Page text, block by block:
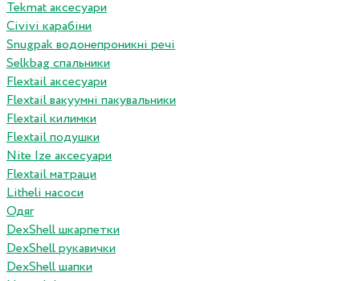
Tekmat аксесуари
Сivivi карабіни
Snugpak водонепроникні речі
Selkbag спальники
Flextail аксесуари
Flextail вакуумні пакувальники
Flextail килимки
Flextail подушки
Nite Ize аксесуари
Flextail матраци
Litheli насоси
Одяг
DexShell шкарпетки
DexShell рукавички
DexShell шапки